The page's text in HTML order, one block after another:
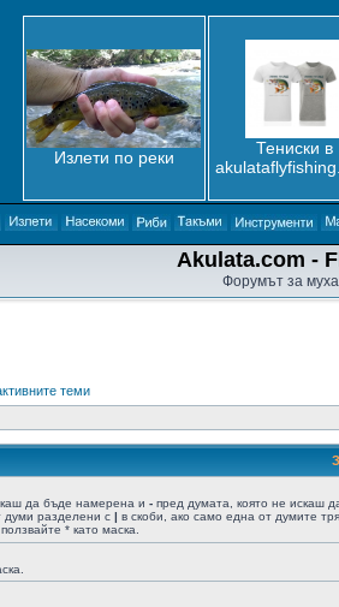
Излети по реки
Тениски в
Akulata.com -
Форумът за
теми
да бъде намерена и -пред думата, която не искаш
разделени с | в скоби, ако само една от думите
* като маска.